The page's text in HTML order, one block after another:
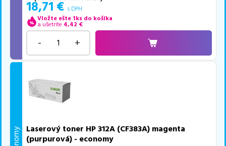
18,71 € s DPH
Vložte ešte 1ks do košíka
a ušetríte 4,42 €
- +
Laserový toner HP 312A (CF383A) magenta
(purpurová) - economy